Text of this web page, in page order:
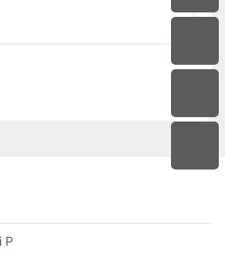
Di Estrusione Di Alluminio